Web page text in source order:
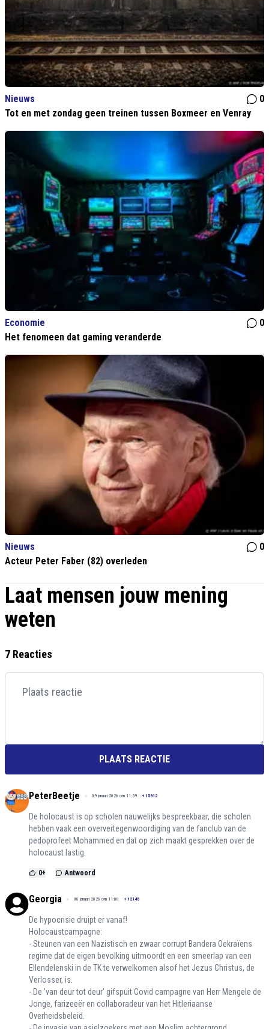
Nieuws
0
Tot en met zondag geen treinen tussen Boxmeer en Venray
Economie
0
Het fenomeen dat gaming veranderde
Nieuws
0
Acteur Peter Faber (82) overleden
Laat mensen jouw mening
weten
7 Reacties
PLAATS REACTIE
PeterBeetje 09 januari 2026 om 11:59 + 15912
De holocaust is op scholen nauwelijks bespreekbaar, die scholen
hebben vaak een oververtegenwoordiging van de fanclub van de
pedoprofeet Mohammed en dat op zich maakt gesprekken over de
holocaust lastig.
0+ Antwoord
Georgia 08 januari 2026 om 11:00 + 12145
De hypocrisie druipt er vanaf!
Holocaustcampagne:
- Steunen van een Nazistisch en zwaar corrupt Bandera Oekraïens
regime dat de eigen bevolking uitmoordt en een smeerlap van een
Ellendelenski in de TK te verwelkomen alsof het Jezus Christus, de
Verlosser, is.
- De 'van deur tot deur' gifspuit Covid campagne van Herr Mengele de
Jonge, farizeeër en collaboradeur van het Hitleriaanse
Overheidsbeleid.